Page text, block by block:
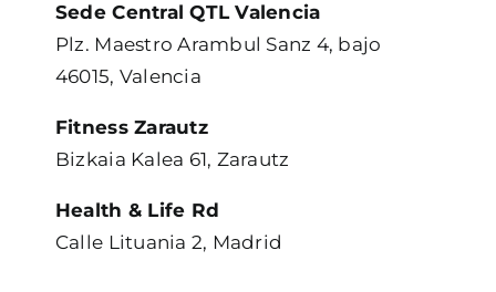
Sede Central QTL Valencia
Plz. Maestro Arambul Sanz 4, bajo
46015, Valencia
Fitness Zarautz
Bizkaia Kalea 61, Zarautz
Health & Life Rd
Calle Lituania 2, Madrid